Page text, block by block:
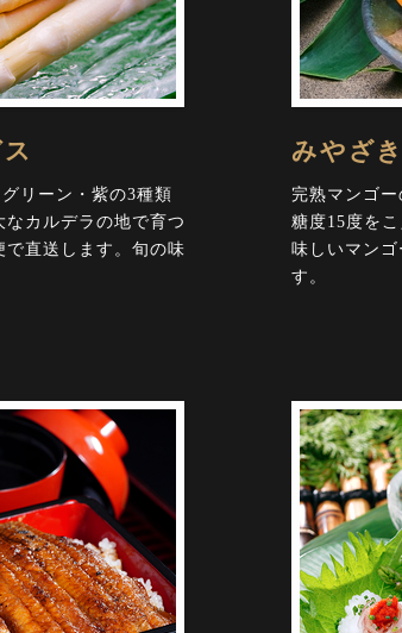
リーン・紫の3種類
カルデラの地で育つ
で直送します。旬の味
みやざ
完熟マンゴ
糖度15度を
味しいマン
す。